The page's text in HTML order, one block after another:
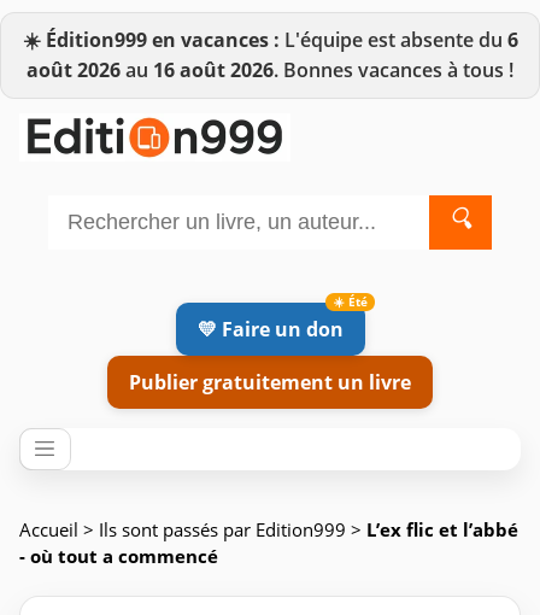
☀️ Édition999 en vacances : L'équipe est absente du 6
août 2026au 16 août 2026. Bonnes vacances à tous !
🔍
💛 Faire un don
Publier gratuitement un livre
Accueil > Ils sont passés par Edition999 > L’ex flic et l’abbé
- où tout a commencé